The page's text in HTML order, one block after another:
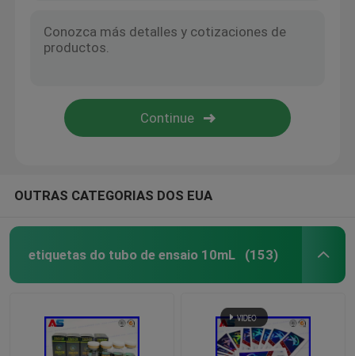
OUTRAS CATEGORIAS DOS EUA
etiquetas do tubo de ensaio 10mL (153)